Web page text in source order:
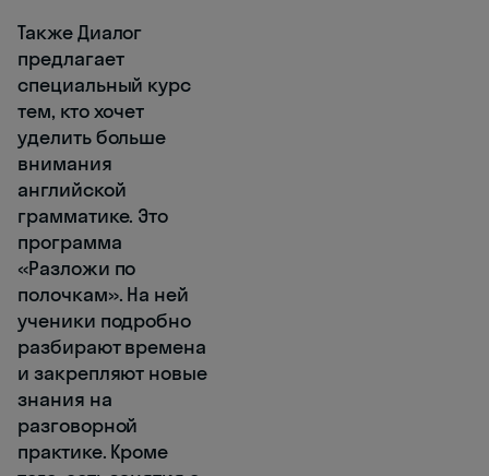
Также Диалог
предлагает
специальный курс
тем, кто хочет
уделить больше
внимания
английской
грамматике. Это
программа
«Разложи по
полочкам»‎. На ней
ученики подробно
разбирают времена
и закрепляют новые
знания на
разговорной
практике. Кроме